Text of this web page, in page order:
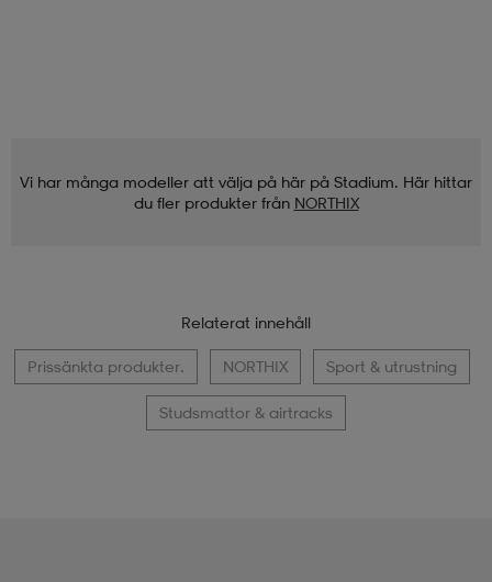
Vi har många modeller att välja på här på Stadium. Här hittar
du fler produkter från NORTHIX
Relaterat innehåll
Prissänkta produkter. NORTHIX Sport & utrustning
Studsmattor & airtracks